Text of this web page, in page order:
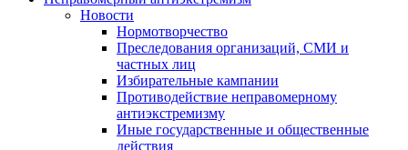
Новости
Нормотворчество
Преследования организаций, СМИ и
частных лиц
Избирательные кампании
Противодействие неправомерному
антиэкстремизму
Иные государственные и общественные
действия